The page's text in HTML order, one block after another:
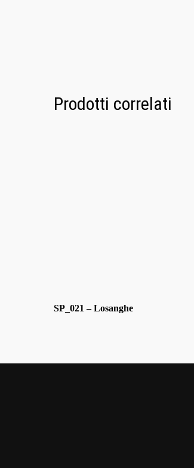
Prodotti correlati
SP_021 – Losanghe